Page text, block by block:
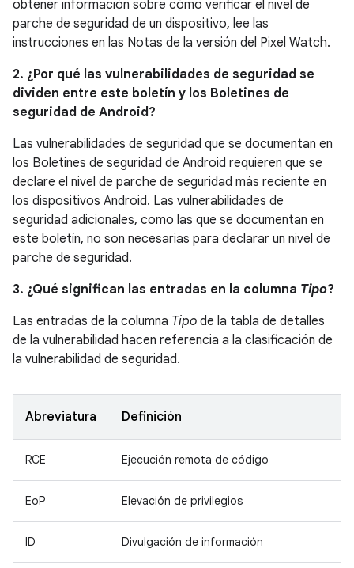
obtener información sobre cómo verificar el nivel de
parche de seguridad de un dispositivo, lee las
instrucciones en las Notas de la versión del Pixel Watch.
2. ¿Por qué las vulnerabilidades de seguridad se
dividen entre este boletín y los Boletines de
seguridad de Android?
Las vulnerabilidades de seguridad que se documentan en
los Boletines de seguridad de Android requieren que se
declare el nivel de parche de seguridad más reciente en
los dispositivos Android. Las vulnerabilidades de
seguridad adicionales, como las que se documentan en
este boletín, no son necesarias para declarar un nivel de
parche de seguridad.
3. ¿Qué significan las entradas en la columna Tipo?
Las entradas de la columna Tipo de la tabla de detalles
de la vulnerabilidad hacen referencia a la clasificación de
la vulnerabilidad de seguridad.
Abreviatura Definición
RCE Ejecución remota de código
EoP Elevación de privilegios
ID Divulgación de información